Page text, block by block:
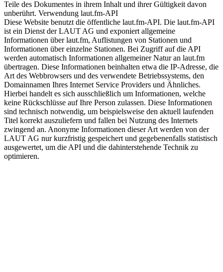
Teile des Dokumentes in ihrem Inhalt und ihrer Gültigkeit davon
unberührt. Verwendung laut.fm-API
Diese Website benutzt die öffentliche laut.fm-API. Die laut.fm-API
ist ein Dienst der LAUT AG und exponiert allgemeine
Informationen über laut.fm, Auflistungen von Stationen und
Informationen über einzelne Stationen. Bei Zugriff auf die API
werden automatisch Informationen allgemeiner Natur an laut.fm
übertragen. Diese Informationen beinhalten etwa die IP-Adresse, die
Art des Webbrowsers und des verwendete Betriebssystems, den
Domainnamen Ihres Internet Service Providers und Ähnliches.
Hierbei handelt es sich ausschließlich um Informationen, welche
keine Rückschlüsse auf Ihre Person zulassen. Diese Informationen
sind technisch notwendig, um beispielsweise den aktuell laufenden
Titel korrekt auszuliefern und fallen bei Nutzung des Internets
zwingend an. Anonyme Informationen dieser Art werden von der
LAUT AG nur kurzfristig gespeichert und gegebenenfalls statistisch
ausgewertet, um die API und die dahinterstehende Technik zu
optimieren.